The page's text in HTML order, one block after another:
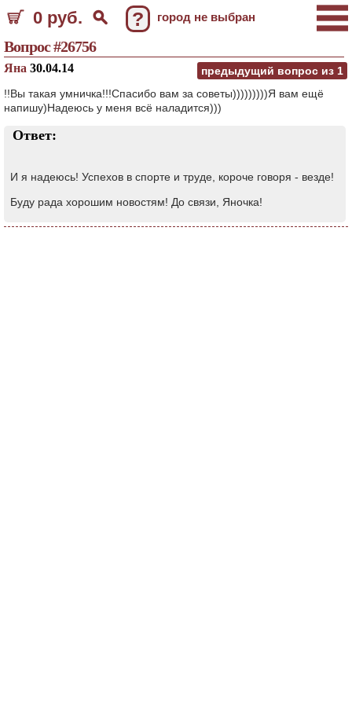
0 руб. ? город не выбран
Вопрос #26756
предыдущий вопрос из 1
Яна 30.04.14
!!Вы такая умничка!!!Спасибо вам за советы)))))))))Я вам ещё
напишу)Надеюсь у меня всё наладится)))
Ответ:
И я надеюсь! Успехов в спорте и труде, короче говоря - везде!
Буду рада хорошим новостям! До связи, Яночка!